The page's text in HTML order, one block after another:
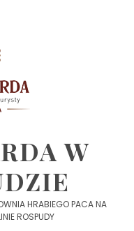
W
HRABIEGO PACA NA
ROSPUDY